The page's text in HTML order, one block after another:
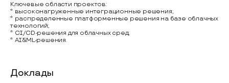
Ключевые области проектов:
* высоконагруженные интеграционные решения;
* распределенные платформенные решения на базе облачных
технологий;
* CI/CD-решения для облачных сред;
* AI&ML-решения.
Доклады